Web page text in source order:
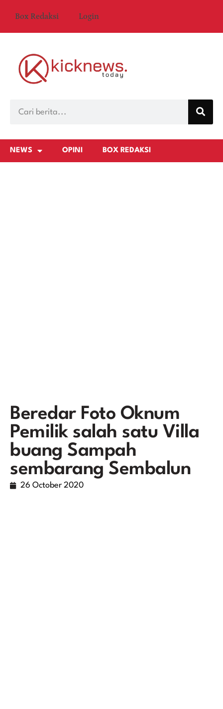
Box Redaksi Login
NEWS OPINI BOX REDAKSI
Beredar Foto Oknum
Pemilik salah satu Villa
buang Sampah
sembarang Sembalun
26 October 2020